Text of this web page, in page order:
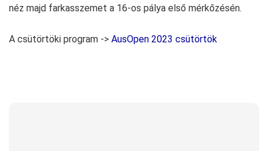
néz majd farkasszemet a 16-os pálya első mérkőzésén.
A csütörtöki program -> AusOpen 2023 csütörtök